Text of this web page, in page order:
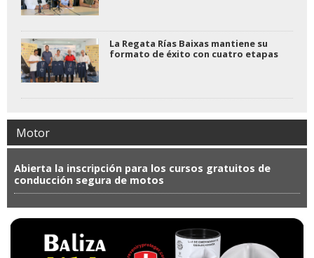
La Regata Rías Baixas mantiene su
formato de éxito con cuatro etapas
Motor
Abierta la inscripción para los cursos gratuitos de
conducción segura de motos